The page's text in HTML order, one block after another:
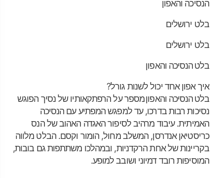
הנסיכה והאפון
בלט ירושלים
בלט ירושלים
בלטהנסיכה והאפון
איך אפון אחד יכול לשנות גורל?
בלטהנסיכה והאפוןמספר על הרפתקאותיו של נסיך הפוגש
נסיכות רבות בדרכו, עד למפגש המפתיע עם הנסיכה
האמיתית. עיבוד מרהיב לסיפור האגדה האהוב של הנס
כריסטיאן אנדרסן, המשלב מחול, הומור וקסם. הבלט מלווה
בקריינות של אחת הרקדניות, ובמהלכו משתתפות גם בובות,
המוסיפות רובד דמיוני ושובב למופע.